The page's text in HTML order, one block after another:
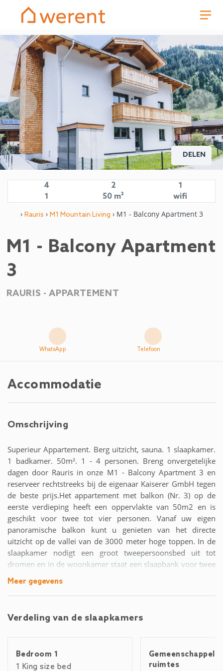
DELEN
4 2
1
1
50 m²
wifi
› Rauris › M1 Mountain Living › M1 - Balcony Apartment 3
M1 - Balcony Apartment
3
RAURIS -APPARTEMENT
WhatsApp Telefoon
Accommodatie
Omschrijving
Superieur Appartement. Berg uitzicht, sauna. 1 slaapkamer.
1 badkamer. 50m². 1 - 4 personen. Breng onvergetelijke
dagen door Rauris in onze M1 - Balcony Apartment 3 en
reserveer rechtstreeks bij de eigenaar Kaiserer GmbH tegen
de beste prijs.Het appartement met balkon (Nr. 3) op de
eerste verdieping heeft een oppervlakte van 50m2 en is
geschikt voor twee tot vier personen. Vanaf uw eigen
panoramische balkon kunt u genieten van het directe
uitzicht op de vallei van de 3000 meter hoge toppen. In de
slaapkamer nodigt een groot tweepersoonsbed uit tot
dromen en in de woonkamer staat een slaapbank voor twee
personen en een SmartTV. De ruime badkamer is voorzien
van een inloopdouche en een intern toilet. Al onze
appartementen hebben een volledig uitgeruste keuken-
beddengoed, een volledig uitgeruste badkamer, een kant-en-
vakantieappartement hoort een carport met een eigen
afsluitbare berging. Daar kunt u uw fietsen, sleeën of andere
Meer gegevens
Verdeling van de slaapkamers
Bedroom 1
1 King size bed
ruimtes